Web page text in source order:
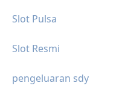
Slot Pulsa
Slot Resmi
pengeluaran sdy